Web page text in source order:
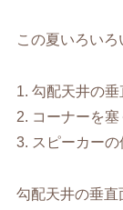
この夏いろいろ
1. 勾配天井の
2. コーナーを塞
3. スピーカー
勾配天井の垂